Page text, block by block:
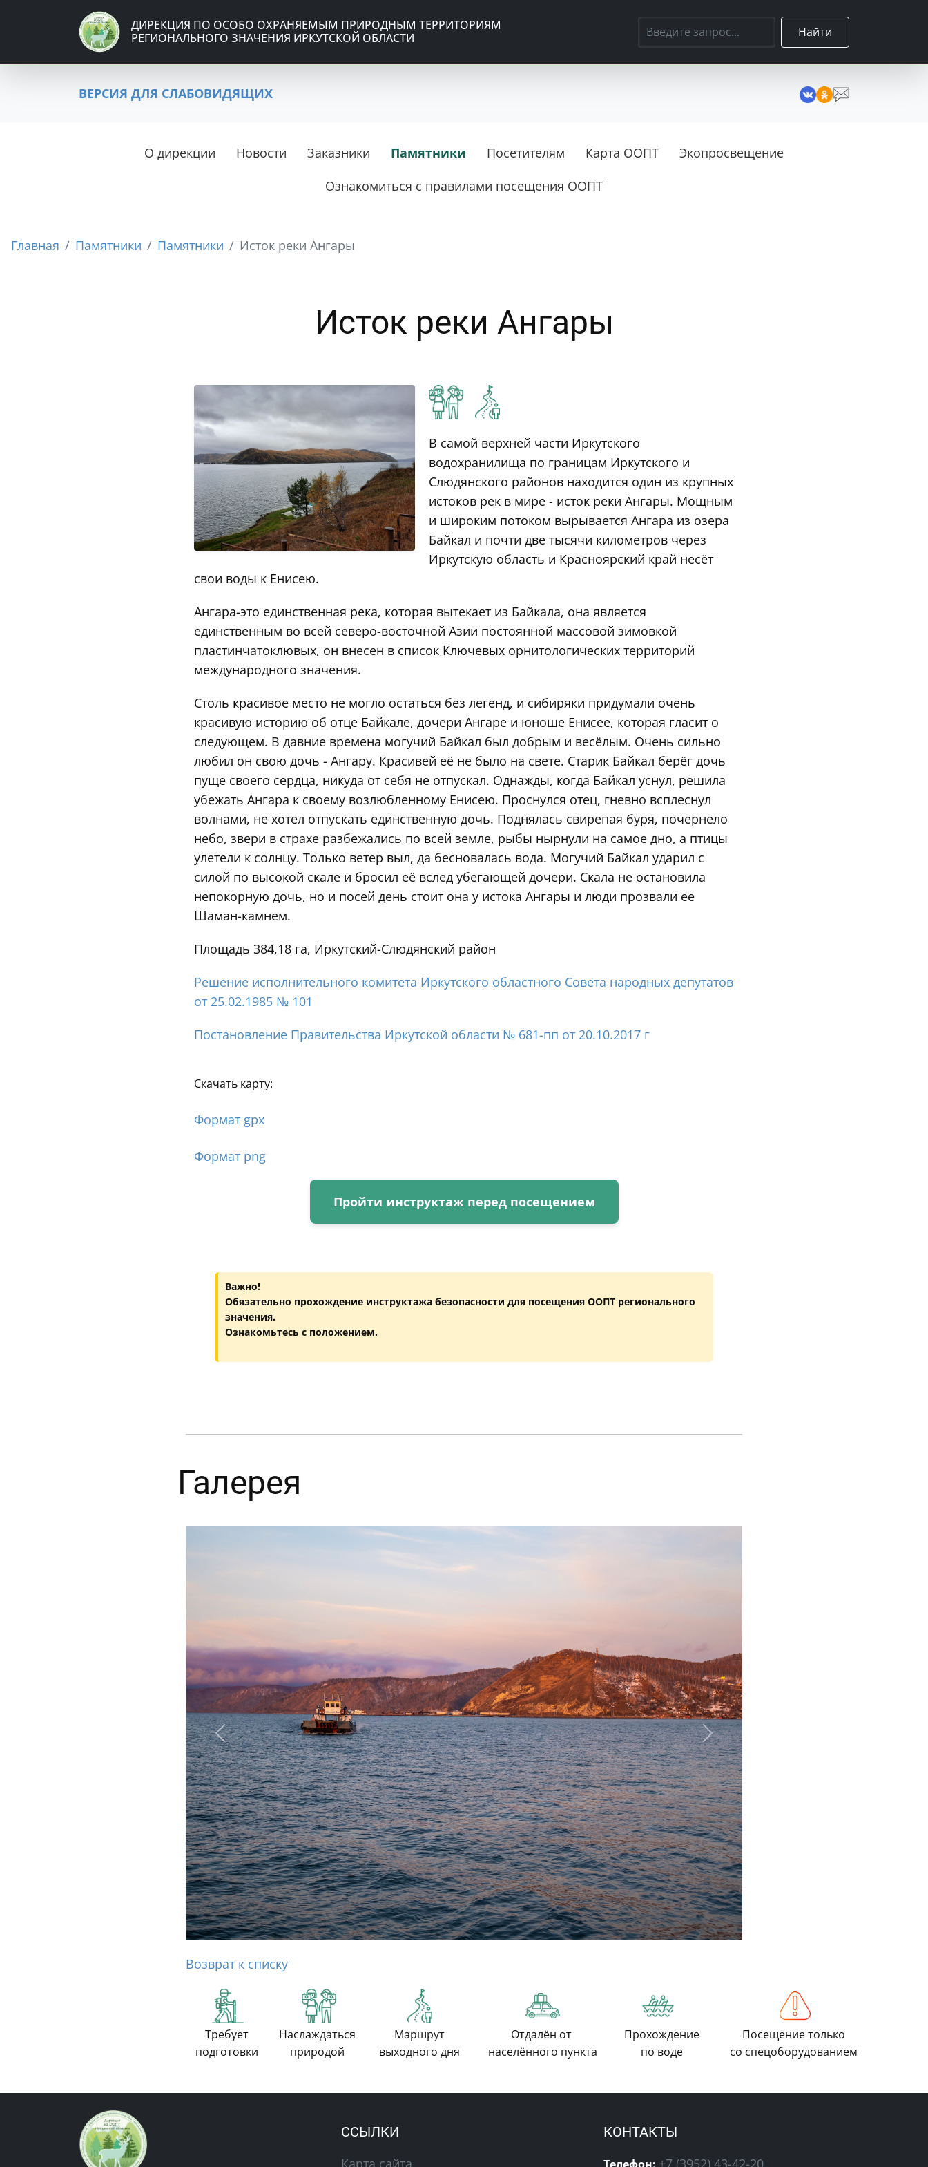
ДИРЕКЦИЯ ПО ОСОБО ОХРАНЯЕМЫМ ПРИРОДНЫМ ТЕРРИТОРИЯМ
РЕГИОНАЛЬНОГО ЗНАЧЕНИЯ ИРКУТСКОЙ ОБЛАСТИ
Найти
ВЕРСИЯ ДЛЯ СЛАБОВИДЯЩИХ
О дирекции Новости Заказники Памятники Посетителям Карта ООПТ
Экопросвещение
Ознакомиться с правилами посещения ООПТ
Главная Памятники Памятники Исток реки Ангары
Исток реки Ангары
В самой верхней части Иркутского
водохранилища по границам Иркутского и
Слюдянского районов находится один из крупных
истоков рек в мире - исток реки Ангары. Мощным
и широким потоком вырывается Ангара из озера
Байкал и почти две тысячи километров через
Иркутскую область и Красноярский край несёт
свои воды к Енисею.
Ангара-это единственная река, которая вытекает из Байкала, она является
единственным во всей северо-восточной Азии постоянной массовой зимовкой
пластинчатоклювых, он внесен в список Ключевых орнитологических территорий
международного значения.
Столь красивое место не могло остаться без легенд, и сибиряки придумали очень
красивую историю об отце Байкале, дочери Ангаре и юноше Енисее, которая гласит о
следующем. В давние времена могучий Байкал был добрым и весёлым. Очень сильно
любил он свою дочь - Ангару. Красивей её не было на свете. Старик Байкал берёг дочь
пуще своего сердца, никуда от себя не отпускал. Однажды, когда Байкал уснул, решила
убежать Ангара к своему возлюбленному Енисею. Проснулся отец, гневно всплеснул
волнами, не хотел отпускать единственную дочь. Поднялась свирепая буря, почернело
небо, звери в страхе разбежались по всей земле, рыбы нырнули на самое дно, а птицы
улетели к солнцу. Только ветер выл, да бесновалась вода. Могучий Байкал ударил с
силой по высокой скале и бросил её вслед убегающей дочери. Скала не остановила
непокорную дочь, но и посей день стоит она у истока Ангары и люди прозвали ее
Шаман-камнем.
Площадь 384,18 га, Иркутский-Слюдянский район
Решение исполнительного комитета Иркутского областного Совета народных депутатов
от 25.02.1985 № 101
Постановление Правительства Иркутской области № 681-пп от 20.10.2017 г
Скачать карту:
Формат gpx
Формат png
Пройти инструктаж перед посещением
Важно!
Обязательно прохождение инструктажа безопасности для посещения ООПТ регионального
значения.
Ознакомьтесь с положением.
Галерея
Назад Далее
Возврат к списку
Требует
подготовки
Наслаждаться
природой
Маршрут
выходного дня
Отдалён от
населённого пункта
Прохождение
по воде
Посещение только
со спецоборудованием
ССЫЛКИ
Карта сайта
КОНТАКТЫ
+7 (3952) 43-42-20